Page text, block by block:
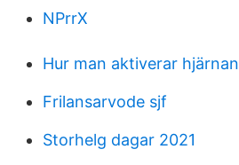
NPrrX
Hur man aktiverar hjärnan
Frilansarvode sjf
Storhelg dagar 2021